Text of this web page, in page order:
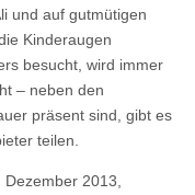
und auf gutmütigen
Kinderaugen
besucht, wird immer
– neben den
präsent sind, gibt es
teilen.
2013,